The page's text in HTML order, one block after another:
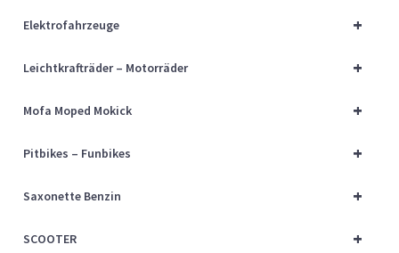
Widerrufsbelehrung
Cart
Checkout
+
Elektrofahrzeuge
+
Leichtkrafträder – Motorräder
+
Mofa Moped Mokick
+
Pitbikes – Funbikes
+
Saxonette Benzin
+
SCOOTER